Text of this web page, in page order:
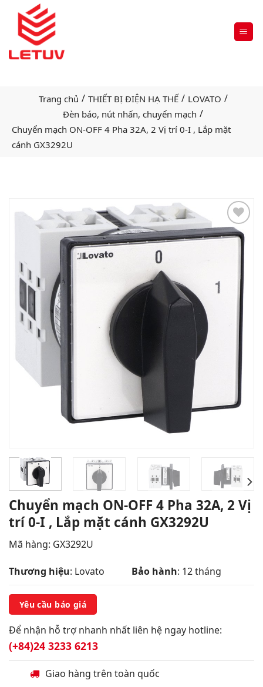
Trang chủ / THIẾT BỊ ĐIỆN HẠ THẾ / LOVATO /
Đèn báo, nút nhấn, chuyển mạch /
Chuyển mạch ON-OFF 4 Pha 32A, 2 Vị trí 0-I , Lắp mặt
cánh GX3292U
Add
wishlist
Chuyển mạch ON-OFF 4 Pha 32A, 2 Vị
trí 0-I , Lắp mặt cánh GX3292U
Mã hàng: GX3292U
Thương hiệu: Lovato Bảo hành: 12 tháng
Yêu cầu báo giá
Để nhận hỗ trợ nhanh nhất liên hệ ngay hotline:
(+84)24 3233 6213
Giao hàng trên toàn quốc